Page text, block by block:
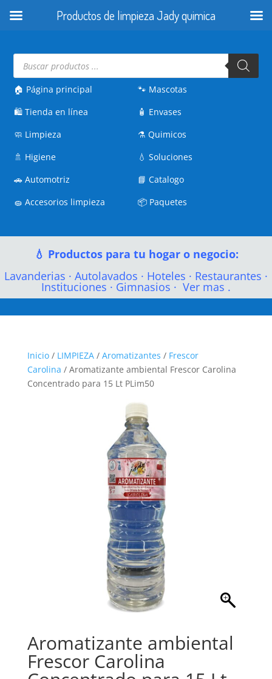
Búsqueda
productos
🏠 Página principal
🛍️Tienda en línea
🧼 Limpieza
🚿 Higiene
🚗Automotriz
🧽Accesorios limpieza
🐾 Mascotas
🧴 Envases
⚗️Quimicos
💧Soluciones
📘Catalogo
📦 Paquetes
💧 Productos para tu hogar o negocio:
Lavanderias · Autolavados · Hoteles · Restaurantes ·
Instituciones · Gimnasios · Ver mas .
Inicio/ LIMPIEZA/ Aromatizantes / Frescor
Carolina / Aromatizante ambiental Frescor Carolina
Concentrado para 15 Lt PLim50
Aromatizante ambiental
Frescor Carolina
Productos de limpieza Jady quimica